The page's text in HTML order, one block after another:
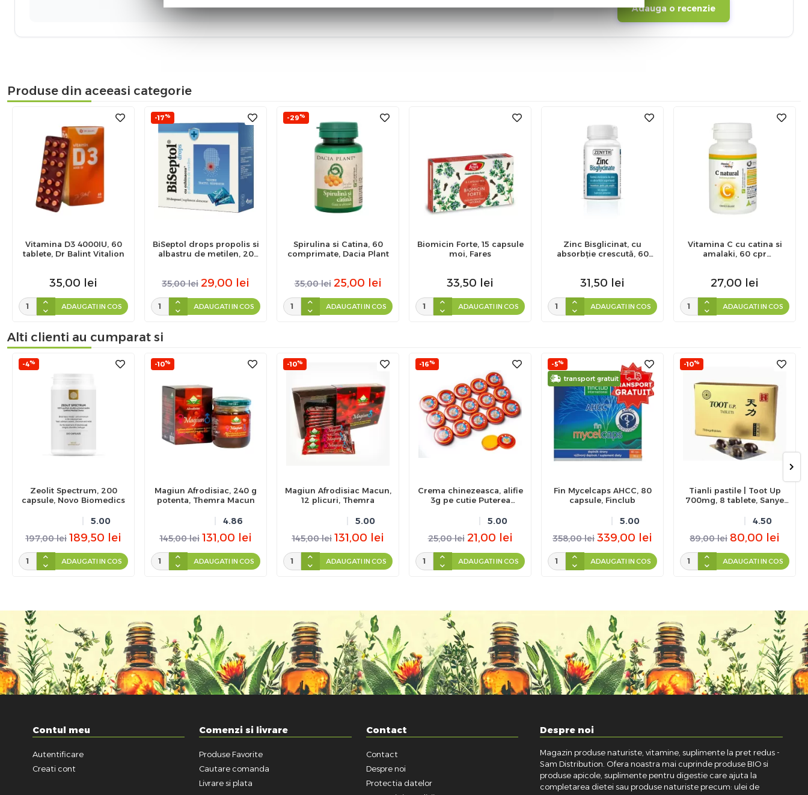
Adauga o recenzie
Produse din aceeasi categorie
Vitamina D3 4000IU, 60
tablete, Dr Balint Vitalion
35,00 lei
ADAUGATI IN COS
-17%
BiSeptol drops propolis si
albastru de metilen, 20
35,00 lei 29,00 lei
ADAUGATI IN COS
-29%
Spirulina si Catina, 60
comprimate, Dacia Plant
35,00 lei 25,00 lei
ADAUGATI IN COS
Biomicin Forte, 15 capsule
moi, Fares
33,50 lei
ADAUGATI IN COS
Zinc Bisglicinat, cu
absorbție crescută, 60
31,50 lei
ADAUGATI IN COS
Vitamina C cu catina si
amalaki, 60 cpr
27,00 lei
ADAUGATI IN COS
Alti clienti au cumparat si
-4%
Zeolit Spectrum, 200
capsule, Novo Biomedics
5.00
197,00 lei 189,50 lei
ADAUGATI IN COS
-10%
Magiun Afrodisiac, 240 g
potenta, Themra Macun
4.86
145,00 lei 131,00 lei
ADAUGATI IN COS
-10%
Magiun Afrodisiac Macun,
12 plicuri, Themra
5.00
145,00 lei 131,00 lei
ADAUGATI IN COS
-16%
Crema chinezeasca, alifie
3g pe cutie Puterea
5.00
25,00 lei 21,00 lei
ADAUGATI IN COS
-5%
transport gratuit
Fin Mycelcaps AHCC, 80
capsule, Finclub
5.00
358,00 lei 339,00 lei
ADAUGATI IN COS
-10%
Tianli pastile | Toot Up
700mg, 8 tablete, Sanye
4.50
89,00 lei 80,00 lei
ADAUGATI IN COS
Contul meu
Autentificare
Creati cont
Comenzi si livrare
Produse Favorite
Cautare comanda
Livrare si plata
Contact
Contact
Despre noi
Protectia datelor
Despre noi
Magazin produse naturiste, vitamine, suplimente la pret redus -
Sam Distribution. Ofera noastra mai cuprinde produse BIO si
produse apicole, suplimente pentru digestie care ajuta la
completarea dietei sau produse naturiste precum: ulei de